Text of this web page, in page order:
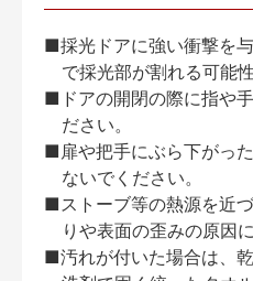
■採光ドアに強い衝撃を
で採光部が割れる可能
■ドアの開閉の際に指や
ださい。
■扉や把手にぶら下がっ
ないでください。
■ストーブ等の熱源を近
りや表面の歪みの原因
■汚れが付いた場合は、